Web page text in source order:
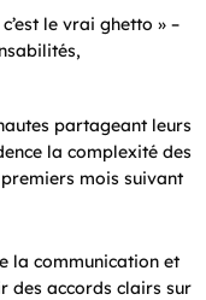
le vrai ghetto » –
partageant leurs
la complexité des
mois suivant
la communication et
des accords clairs sur